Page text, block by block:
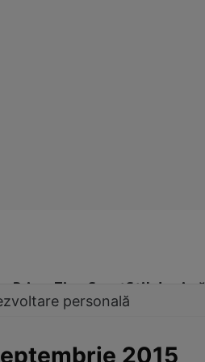
Prime Time SportStil de viață
personală
2015